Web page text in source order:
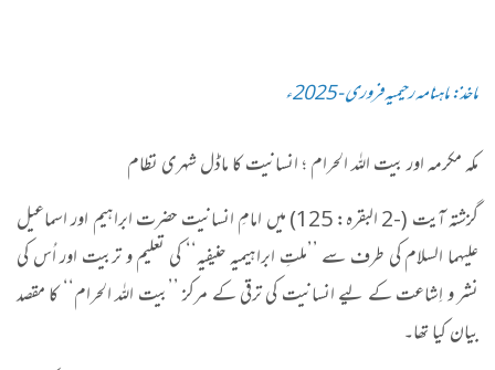
ماخذ: ماہنامہ رحیمیہ فروری - 2025ء
مکہ مکرمہ اور بیت اللہ الحرام ؛ انسانیت کا ماڈل شہری نظام
گزشتہ آیت (-2 البقرہ: 125) میں امامِ انسانیت حضرت ابراہیم اور اسماعیل
علیہما السلام کی طرف سے ’’ملتِ ابراہیمیہ حنیفیہ‘‘ کی تعلیم و تربیت اور اُس کی
نشر و اِشاعت کے لیے انسانیت کی ترقی کے مرکز ’’بیت اللہ الحرام‘‘ کا مقصد
بیان کیا تھا۔